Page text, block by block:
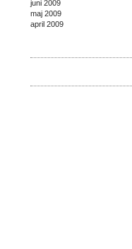
juni 2009
maj 2009
april 2009